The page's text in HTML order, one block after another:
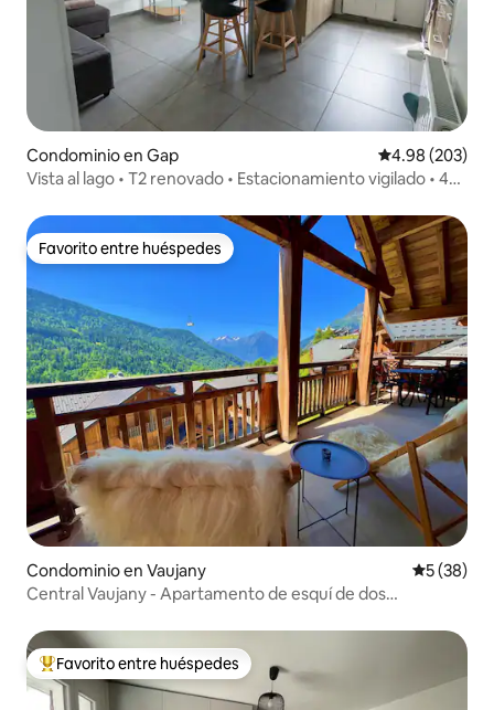
Condominio en Gap Calificación
4.98 (203)
Vista al lago • T2 renovado • Estacionamiento vigilado • 4
Favorito entre huéspedes
Favorito entre huéspedes
Condominio en Vaujany
5 (38)
Central Vaujany - Apartamento de esquí de dos
De los mejores en Favorito entre huéspedes
Favorito entre huéspedes